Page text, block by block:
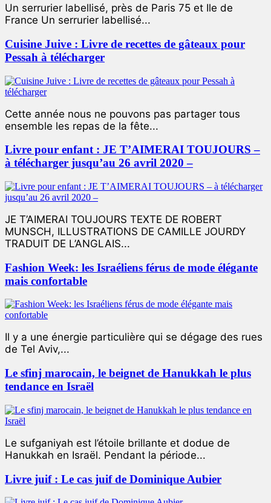
Un serrurier labellisé, près de Paris 75 et Ile de
France Un serrurier labellisé...
Cuisine Juive : Livre de recettes de gâteaux pour
Pessah à télécharger
Cette année nous ne pouvons pas partager tous
ensemble les repas de la fête...
Livre pour enfant : JE T’AIMERAI TOUJOURS –
à télécharger jusqu’au 26 avril 2020 –
JE T’AIMERAI TOUJOURS TEXTE DE ROBERT
MUNSCH, ILLUSTRATIONS DE CAMILLE JOURDY
TRADUIT DE L’ANGLAIS...
Fashion Week: les Israéliens férus de mode élégante
mais confortable
Il y a une énergie particulière qui se dégage des rues
de Tel Aviv,...
Le sfinj marocain, le beignet de Hanukkah le plus
tendance en Israël
Le sufganiyah est l’étoile brillante et dodue de
Hanukkah en Israël. Pendant la période...
Livre juif : Le cas juif de Dominique Aubier